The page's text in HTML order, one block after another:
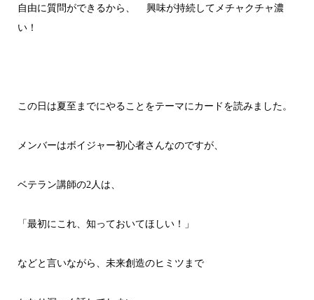
自由に質問ができるから、 興味が持続してメチャクチャ濃
い！
この日は夏至までにやることをテーマにカードを読みました。
メンバーはボイジャー初心者さんなのですが、
ベテラン講師の2人は、
「最初にこれ、知っておいてほしい！」
などと言いながら、未来創造のヒミツまで